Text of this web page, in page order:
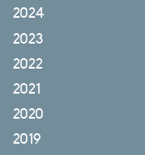
2024
2023
2022
2021
2020
2019